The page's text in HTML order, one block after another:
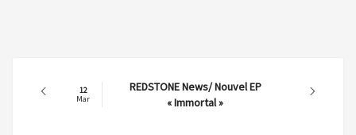
12
Mar
REDSTONE News/ Nouvel EP
« Immortal »